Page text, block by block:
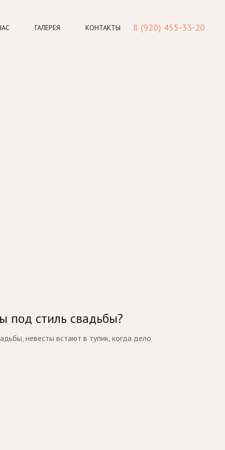
ГАЛЕРЕЯ КОНТАКТЫ 8 (920) 455-33-20
под стиль свадьбы?
невесты встают в тупик, когда дело